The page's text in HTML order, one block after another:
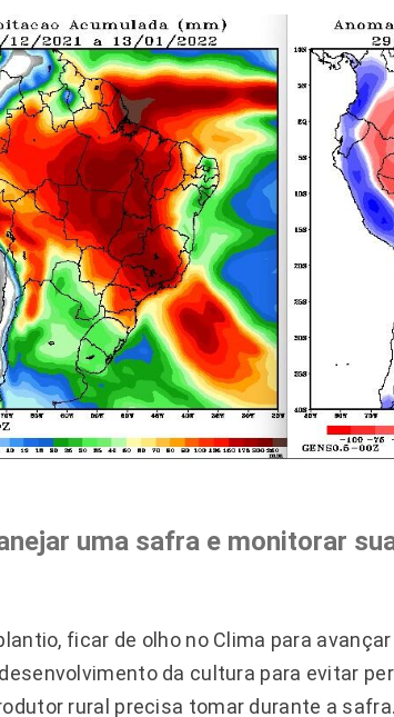
uma safra e monitorar
ficar de olho no Clima para
da cultura para evitar
rural precisa tomar durante a safra.